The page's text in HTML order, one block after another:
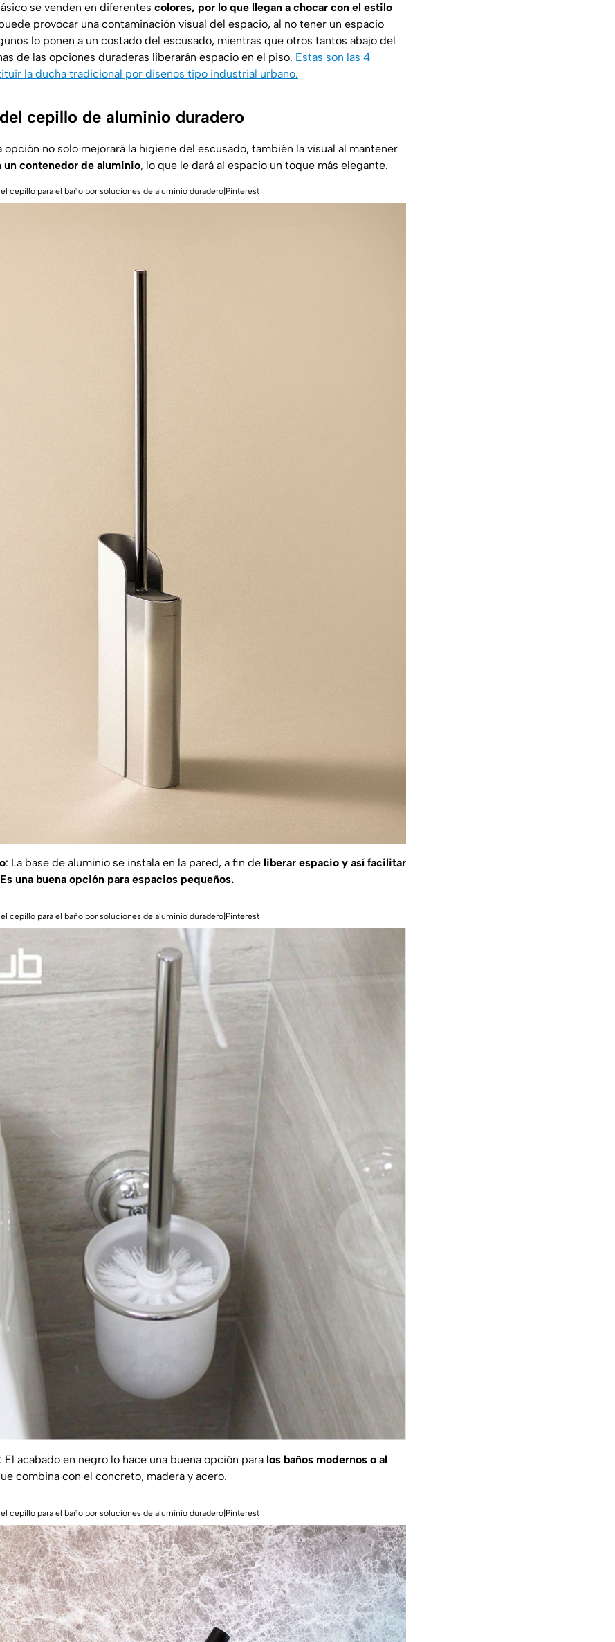
se venden en diferentes colores, por lo que llegan a chocar con el estilo
provocar una contaminación visual del espacio, al no tener un espacio
lo ponen a un costado del escusado, mientras que otros tantos abajo del
de las opciones duraderas liberarán espacio en el piso. Estas son las 4
la ducha tradicional por diseños tipo industrial urbano.
cepillo de aluminio duradero
opción no solo mejorará la higiene del escusado, también la visual al mantener
contenedor de aluminio, lo que le dará al espacio un toque más elegante.
cepillo para el baño por soluciones de aluminio duradero|Pinterest
: La base de aluminio se instala en la pared, a fin de liberar espacio y así facilitar
una buena opción para espacios pequeños.
cepillo para el baño por soluciones de aluminio duradero|Pinterest
: El acabado en negro lo hace una buena opción para los baños modernos o al
combina con el concreto, madera y acero.
cepillo para el baño por soluciones de aluminio duradero|Pinterest